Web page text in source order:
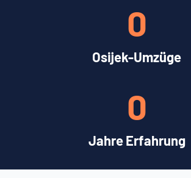
Osijek-Umzüge
0
Jahre Erfahrung
0